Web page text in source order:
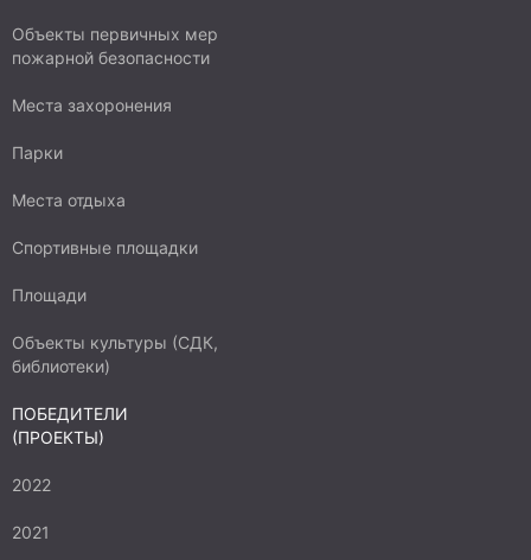
Объекты первичных мер
пожарной безопасности
Места захоронения
Парки
Места отдыха
Спортивные площадки
Площади
Объекты культуры (СДК,
библиотеки)
ПОБЕДИТЕЛИ
(ПРОЕКТЫ)
2022
2021